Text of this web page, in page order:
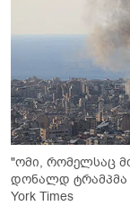
"ომი, რომელსაც
დონალდ ტრამპმა
York Times